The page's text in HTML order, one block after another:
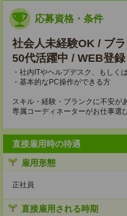
応募資格・条件
社会人未経験OK / ブ
50代活躍中 / WEB登
・社内ITやヘルプデスク、もしく
・基本的なPC操作ができる方
スキル・経験・ブランクに不安が
専属コーディネーターがお仕事選
直接雇用時の待遇
雇用形態
正社員
直接雇用される時期